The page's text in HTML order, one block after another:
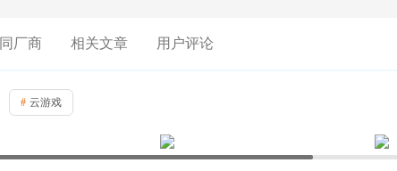
同厂商 相关文章 用户评论
# 云游戏